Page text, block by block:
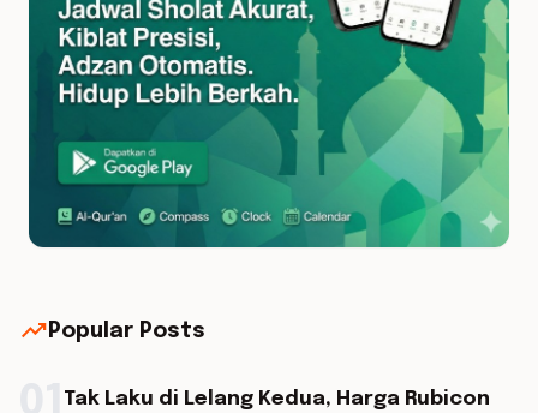
trending_up Popular Posts
Tak Laku di Lelang Kedua, Harga Rubicon